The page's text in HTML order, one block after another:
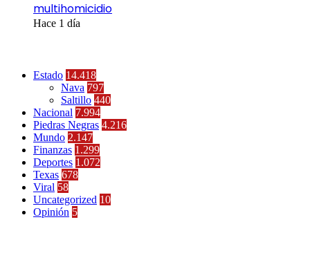
multihomicidio
Hace 1 día
Estado 14.418
Nava 797
Saltillo 440
Nacional 7.994
Piedras Negras 4.216
Mundo 2.147
Finanzas 1.299
Deportes 1.072
Texas 678
Viral 58
Uncategorized 10
Opinión 5